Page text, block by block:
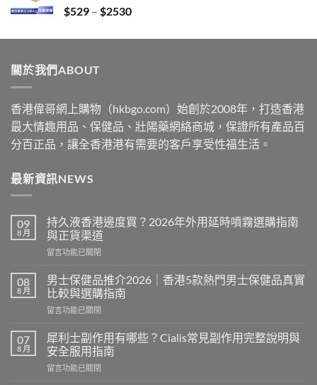
$2229
$529 – $2530Price
$529
關於我們ABOUT
香港偉哥網上購物（hkbgo.com）始創於2008年，打造香港
最大情趣用品、保健品、壯陽藥網絡商城，保證所有產品百
分百正品，讓全香港港有需要的客戶享受性福生活。
最新資訊NEWS
09
8 月
持久液香港邊度買？2026年外用延時噴霧選購指南
與正貨渠道
在
久
液
香
港
度
買？
2026
年
留言功能已關閉
08
8 月
男士保健品推介2026｜香港5款熱門男士保健品真實
比較與選購指南
在
士
保
健
品
留言功能已關閉
07
8 月
犀利士副作用有哪些？Cialis常見副作用完整說明與
安全服用指南
在
留言功能已關閉